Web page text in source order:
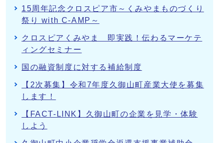
15周年記念クロスピア市～くみやまものづくり
祭り with C-AMP～
クロスピアくみやま 即実践！伝わるマーケテ
ィングセミナー
国の融資制度に対する補給制度
【2次募集】令和7年度久御山町産業大使を募集
します！
【FACT-LINK】久御山町の企業を見学・体験
しよう